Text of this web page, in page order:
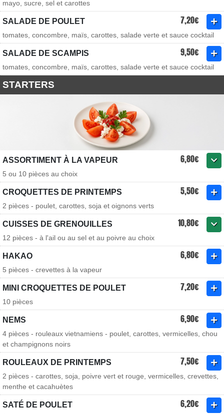
mayo, sucre, sel et carottes
SALADE DE POULET 7,20€
tomates, concombre, maïs, carottes, salade verte et sauce cocktail
SALADE DE SCAMPIS 9,50€
tomates, concombre, maïs, carottes, salade verte et sauce cocktail
STARTERS
ASSORTIMENT À LA VAPEUR 6,80€
5 ou 10 pièces au choix
CROQUETTES DE PRINTEMPS 5,50€
2 pièces - poulet, carottes, soja et oignons verts
CUISSES DE GRENOUILLES 10,80€
12 pièces - à l'ail ou au sel et au poivre au choix
HAKAO 6,80€
5 pièces - crevettes à la vapeur
MINI CROQUETTES DE POULET 7,20€
10 pièces
NEMS 6,90€
4 pièces - rouleaux vietnamiens - poulet, carottes, vermicelles, chou
et champignons noirs
ROULEAUX DE PRINTEMPS 7,50€
2 pièces - carottes, soja, poivre vert et rouge, vermicelles, crevettes,
menthe et cacahuètes
SATÉ DE POULET 6,20€